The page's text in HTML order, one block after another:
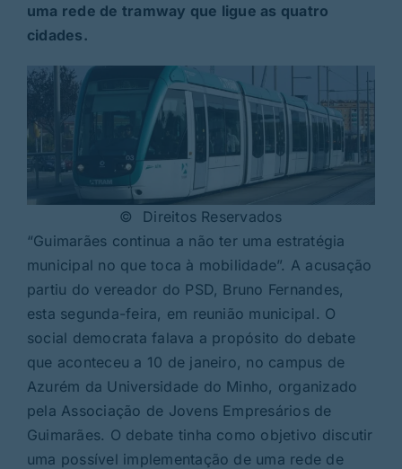
uma rede de tramway que ligue as quatro
cidades.
© Direitos Reservados
“Guimarães continua a não ter uma estratégia
municipal no que toca à mobilidade”. A acusação
partiu do vereador do PSD, Bruno Fernandes,
esta segunda-feira, em reunião municipal. O
social democrata falava a propósito do debate
que aconteceu a 10 de janeiro, no campus de
Azurém da Universidade do Minho, organizado
pela Associação de Jovens Empresários de
Guimarães. O debate tinha como objetivo discutir
uma possível implementação de uma rede de